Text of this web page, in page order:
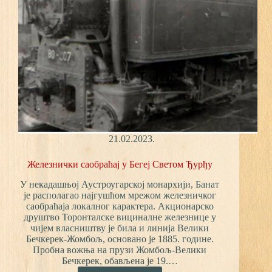
21.02.2023.
Железнички саобраћај у Бегеј Светом Ђурђу
У некадашњој Аустроугарској монархији, Банат
је располагао најгушћом мрежом железничког
саобраћаја локалног карактера. Акционарско
друштво Торонталске вициналне железнице у
чијем власништву је била и линија Велики
Бечкерек-Жомбољ, основано је 1885. године.
Пробна вожња на прузи Жомбољ-Велики
Бечкерек, обављена је 19.…